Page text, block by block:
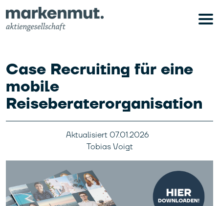
Case Recruiting für eine
mobile
Reiseberaterorganisation
Aktualisiert 07.01.2026
Tobias Voigt